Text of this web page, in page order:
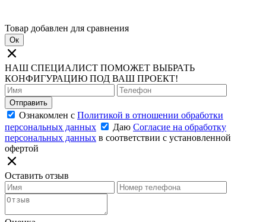
Товар добавлен для сравнения
Ок
НАШ СПЕЦИАЛИСТ ПОМОЖЕТ ВЫБРАТЬ
КОНФИГУРАЦИЮ ПОД ВАШ ПРОЕКТ!
Отправить
Ознакомлен с Политикой в отношении обработки
персональных данных
Даю Согласие на обработку
персональных данных в соответствии с установленной
офертой
Оставить отзыв